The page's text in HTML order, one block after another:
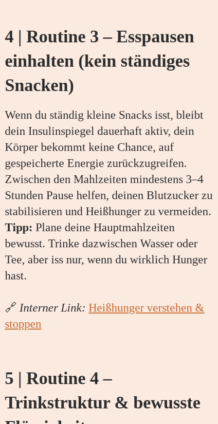
4 | Routine 3 – Esspausen
einhalten (kein ständiges
Snacken)
Wenn du ständig kleine Snacks isst, bleibt
dein Insulinspiegel dauerhaft aktiv, dein
Körper bekommt keine Chance, auf
gespeicherte Energie zurückzugreifen.
Zwischen den Mahlzeiten mindestens 3–4
Stunden Pause helfen, deinen Blutzucker zu
stabilisieren und Heißhunger zu vermeiden.
Tipp: Plane deine Hauptmahlzeiten
bewusst. Trinke dazwischen Wasser oder
Tee, aber iss nur, wenn du wirklich Hunger
hast.
🔗 Interner Link: Heißhunger verstehen &
stoppen
5 | Routine 4 –
Trinkstruktur & bewusste